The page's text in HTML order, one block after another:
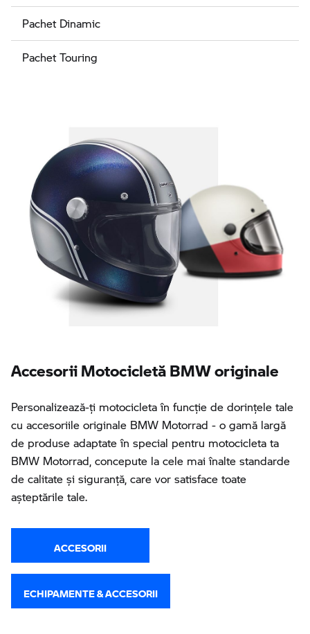
Pachet Dinamic
Pachet Touring
Accesorii Motocicletă BMW originale
Personalizează-ţi motocicleta în funcţie de dorinţele tale
cu accesoriile originale BMW Motorrad - o gamă largă
de produse adaptate în special pentru motocicleta ta
BMW Motorrad, concepute la cele mai înalte standarde
de calitate și siguranță, care vor satisface toate
așteptările tale.
ACCESORII
ECHIPAMENTE & ACCESORII